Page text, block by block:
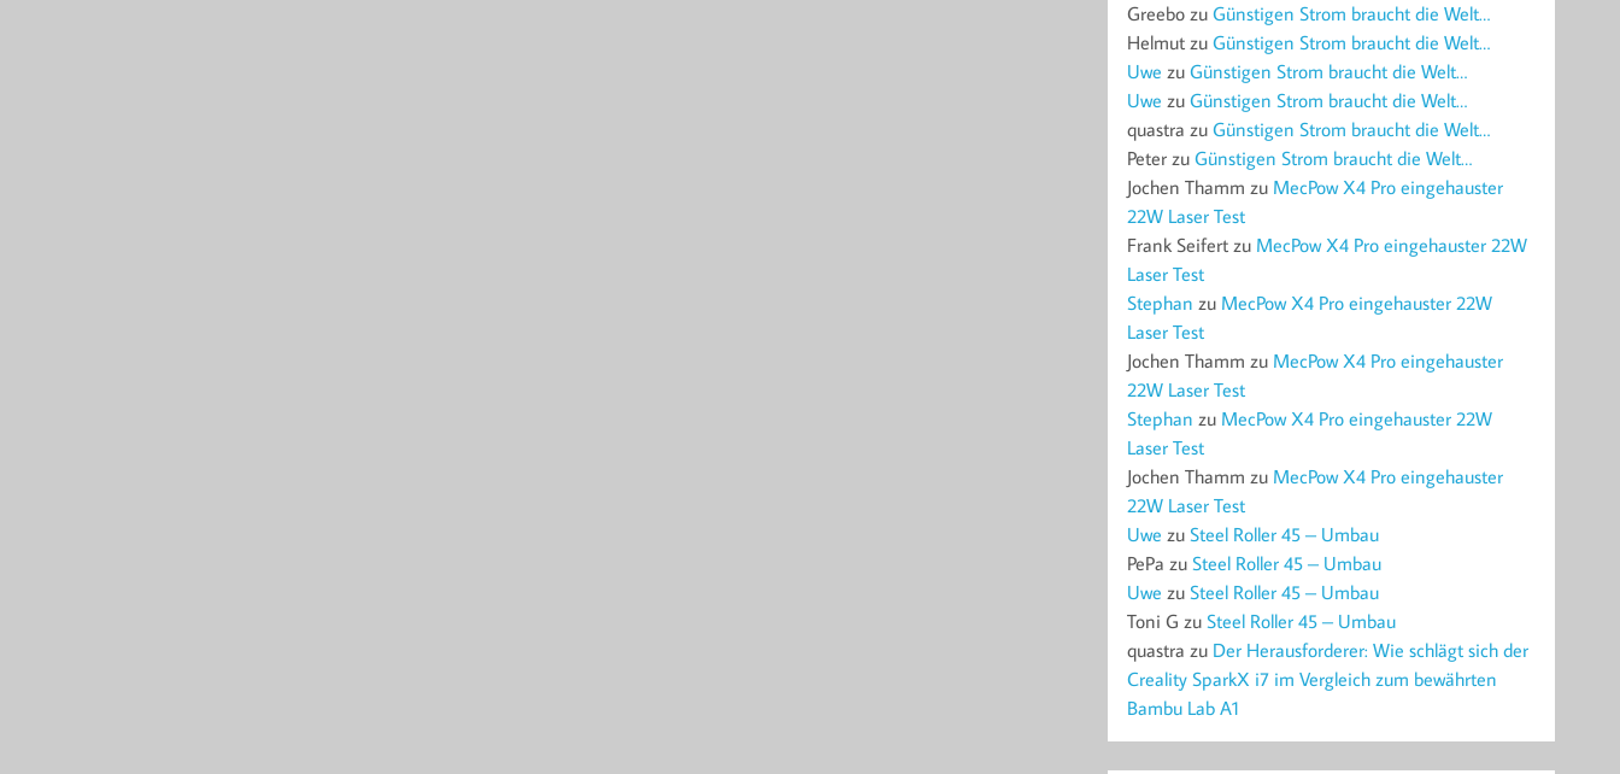
Greebo zuGünstigen Strom braucht die Welt…
Helmut zuGünstigen Strom braucht die Welt…
Uwe zuGünstigen Strom braucht die Welt…
Uwe zuGünstigen Strom braucht die Welt…
quastra zuGünstigen Strom braucht die Welt…
Peter zuGünstigen Strom braucht die Welt…
Jochen Thamm zu MecPow X4 Pro eingehauster
22W Laser Test
Frank Seifert zu MecPow X4 Pro eingehauster 22W
Laser Test
Stephan zu MecPow X4 Pro eingehauster 22W
Laser Test
Jochen Thamm zu MecPow X4 Pro eingehauster
22W Laser Test
Stephan zu MecPow X4 Pro eingehauster 22W
Laser Test
Jochen Thamm zu MecPow X4 Pro eingehauster
22W Laser Test
Uwe zuSteel Roller 45 – Umbau
PePa zuSteel Roller 45 – Umbau
Uwe zuSteel Roller 45 – Umbau
Toni G zuSteel Roller 45 – Umbau
quastra zu Der Herausforderer: Wie schlägt sich der
Creality SparkX i7 im Vergleich zum bewährten
Bambu Lab A1